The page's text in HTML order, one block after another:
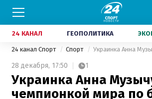
24 КАНАЛ ГЕОПОЛИТИКА
24 канал Спорт Спорт
28 декабря, 17:50 1
Украинка Анна
чемпионкой мира по